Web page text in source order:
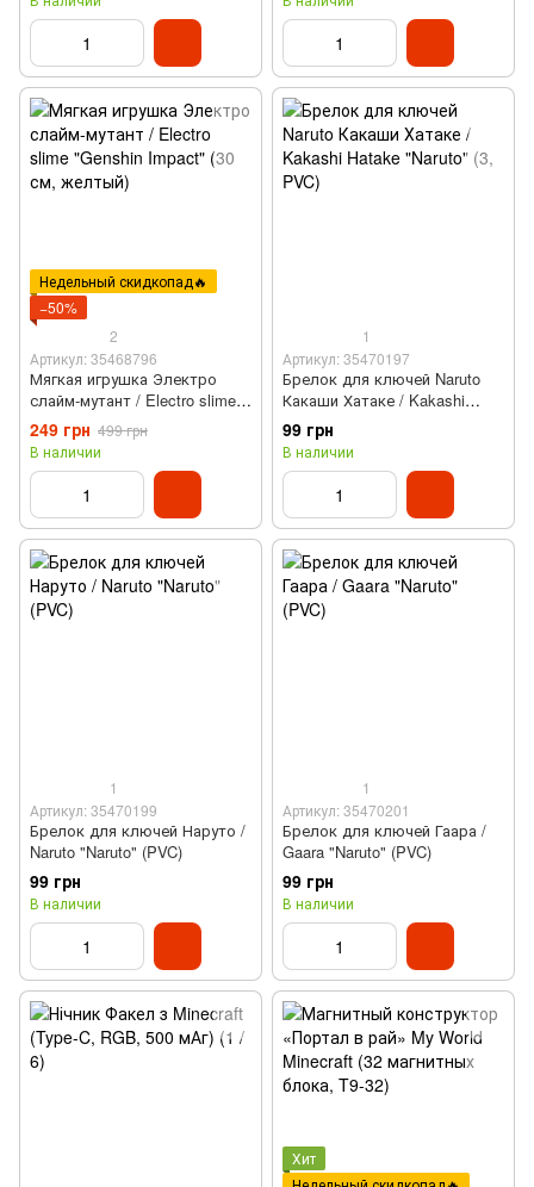
Недельный скидкопад🔥
−50%
2
Артикул: 35468796
Мягкая игрушка Электро
слайм-мутант / Electro slime
"Genshin Impact" (30 см,
желтый)
249 грн 499 грн
В наличии
1
Артикул: 35470197
Брелок для ключей Naruto
Какаши Хатаке / Kakashi
Hatake "Naruto" (3, PVC)
99 грн
В наличии
1
Артикул: 35470199
Брелок для ключей Наруто /
Naruto "Naruto" (PVC)
99 грн
В наличии
1
Артикул: 35470201
Брелок для ключей Гаара /
Gaara "Naruto" (PVC)
99 грн
В наличии
Хит